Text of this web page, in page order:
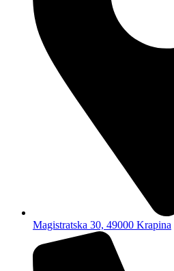
Magistratska 30, 49000 Krapina